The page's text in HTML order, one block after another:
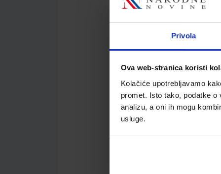
Privola
Ova web-stranica koristi
Kolačiće upotrebljavamo
promet. Isto tako, podatke
analizu, a oni ih mogu
usluge.